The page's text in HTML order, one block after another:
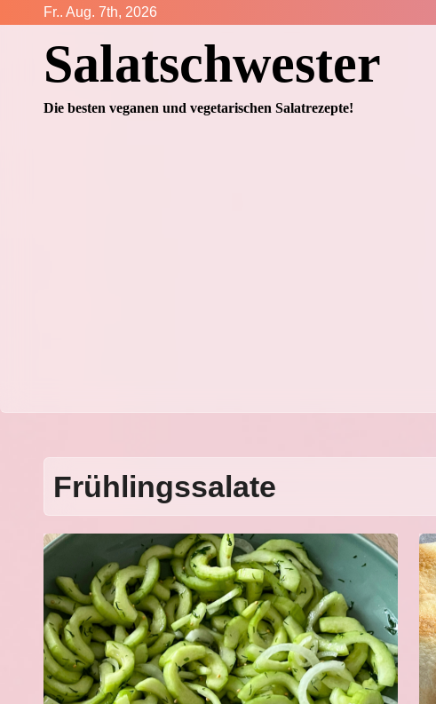
springen
Fr.. Aug. 7th, 2026
Salatschwester
Die besten veganen und vegetarischen Salatrezepte!
Frühlingssalate